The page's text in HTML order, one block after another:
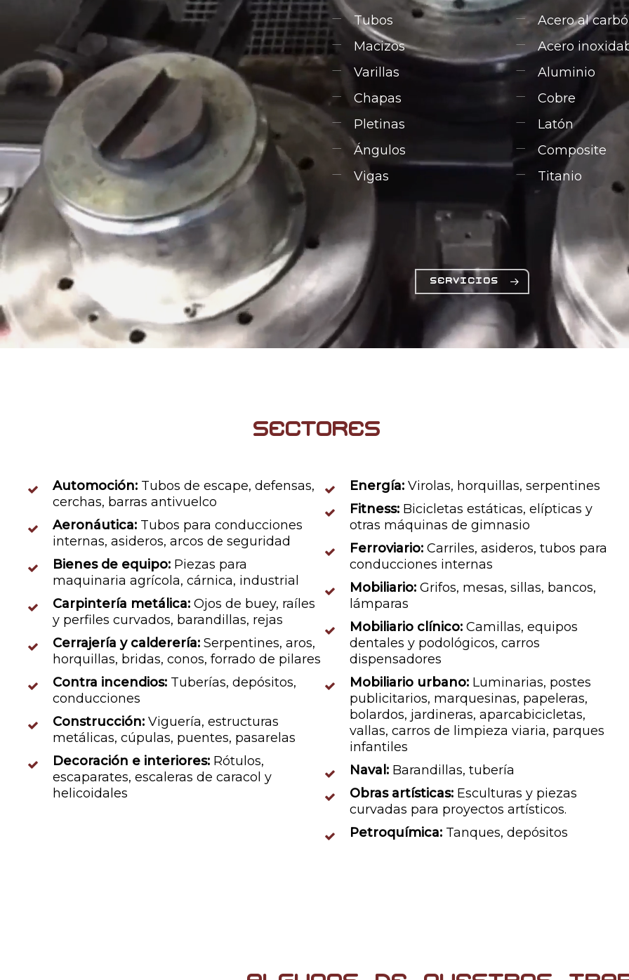
Tubos
Macizos
Varillas
Chapas
Pletinas
Ángulos
Vigas
Acero al
Acero
Aluminio
Cobre
Latón
Composite
Titanio
servicios
sectores
Automoción: Tubos de escape, defensas,
cerchas, barras antivuelco
Aeronáutica: Tubos para conducciones
internas, asideros, arcos de seguridad
Bienes de equipo: Piezas para
maquinaria agrícola, cárnica, industrial
Carpintería metálica: Ojos de buey, raíles
y perfiles curvados, barandillas, rejas
Cerrajería y calderería: Serpentines, aros,
horquillas, bridas, conos, forrado de pilares
Contra incendios: Tuberías, depósitos,
conducciones
Construcción: Viguería, estructuras
metálicas, cúpulas, puentes, pasarelas
Decoración e interiores: Rótulos,
escaparates, escaleras de caracol y
helicoidales
Energía:Virolas, horquillas, serpentines
Fitness:Bicicletas estáticas, elípticas y
otras máquinas de gimnasio
Ferroviario:Carriles, asideros, tubos para
conducciones internas
Mobiliario:Grifos, mesas, sillas, bancos,
lámparas
Mobiliario clínico:Camillas, equipos
dentales y podológicos, carros
dispensadores
Mobiliario urbano:Luminarias, postes
publicitarios, marquesinas, papeleras,
bolardos, jardineras, aparcabicicletas,
vallas, carros de limpieza viaria, parques
infantiles
Naval:Barandillas, tubería
Obras artísticas:Esculturas y piezas
curvadas para proyectos artísticos.
Petroquímica:Tanques, depósitos